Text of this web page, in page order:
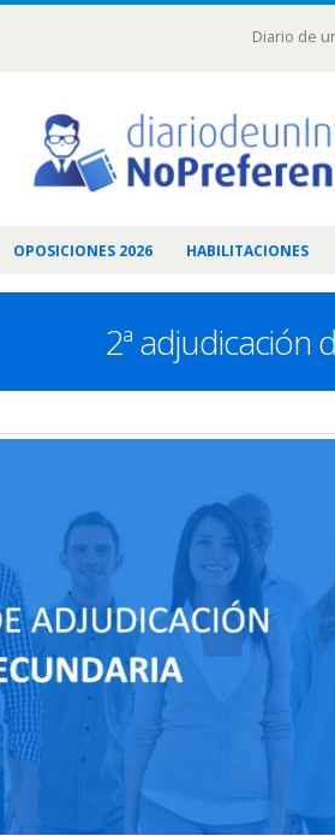
Diario de
OPOSICIONES 2026 HABILITACIONES
2ª adjudicación